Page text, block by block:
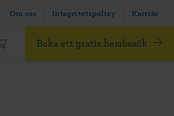
Om oss Integritetspolicy Karriär
Boka ett gratis hembesök